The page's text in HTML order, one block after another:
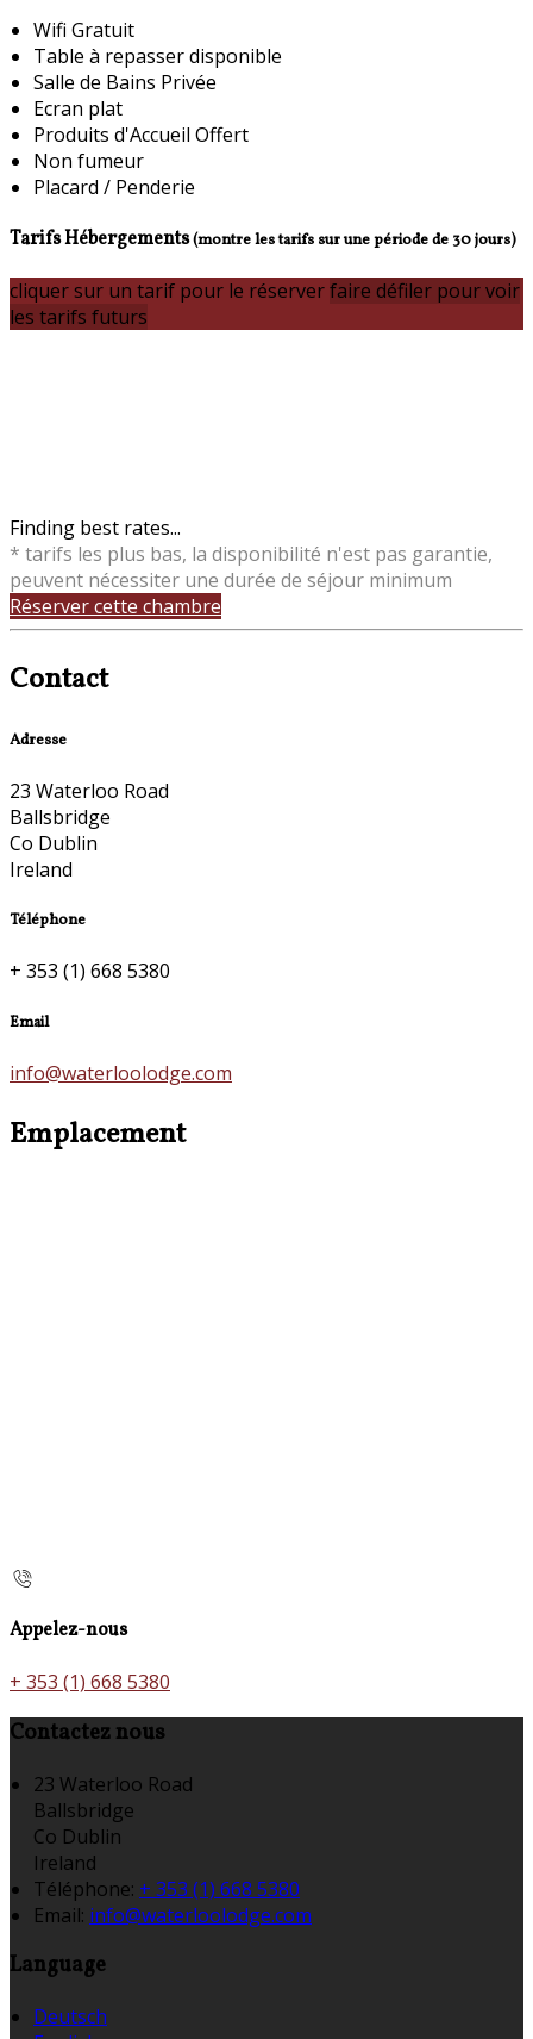
Wifi Gratuit
Table à repasser disponible
Salle de Bains Privée
Ecran plat
Produits d'Accueil Offert
Non fumeur
Placard / Penderie
Tarifs Hébergements(montre les tarifs sur une période de 30 jours)
cliquer sur un tarif pour le réserverfaire défiler pour voir
les tarifs futurs
Finding best rates...
* tarifs les plus bas, la disponibilité n'est pas garantie,
peuvent nécessiter une durée de séjour minimum
Réserver cette chambre
Contact
Adresse
23 Waterloo Road
Ballsbridge
Co Dublin
Ireland
Téléphone
+ 353 (1) 668 5380
Email
info@waterloolodge.com
Emplacement
Appelez-nous
+ 353 (1) 668 5380
Contactez nous
23 Waterloo Road
Ballsbridge
Co Dublin
Ireland
Téléphone: + 353 (1) 668 5380
Email: info@waterloolodge.com
Language
Deutsch